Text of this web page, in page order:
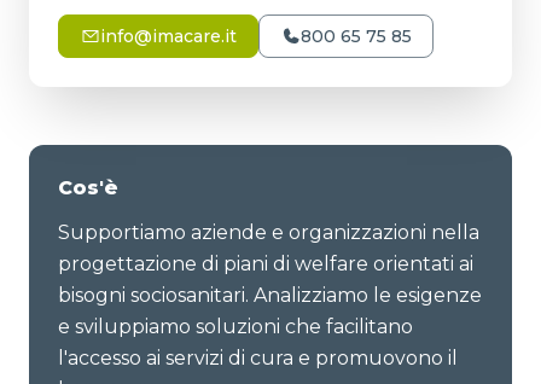
info@imacare.it 800 65 75 85
Cos'è
Supportiamo aziende e organizzazioni nella
progettazione di piani di welfare orientati ai
bisogni sociosanitari. Analizziamo le esigenze
e sviluppiamo soluzioni che facilitano
l'accesso ai servizi di cura e promuovono il